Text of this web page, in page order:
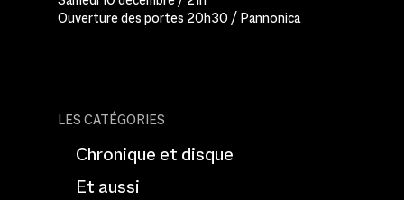
Ouverture des portes 20h30 / Pannonica
LES CATÉGORIES
Chronique et disque
Et aussi